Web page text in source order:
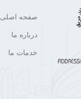
صفحه اصلی
درباره ما
خدمات ما